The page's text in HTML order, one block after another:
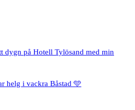
dygn på Hotell Tylösand med min
helg i vackra Båstad 🩵